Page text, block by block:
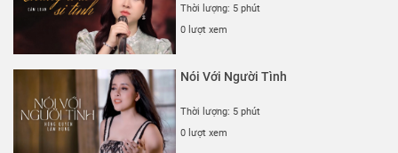
Thời lượng: 5 phút
0 lượt xem
Nói Với Người Tình
Thời lượng: 5 phút
0 lượt xem